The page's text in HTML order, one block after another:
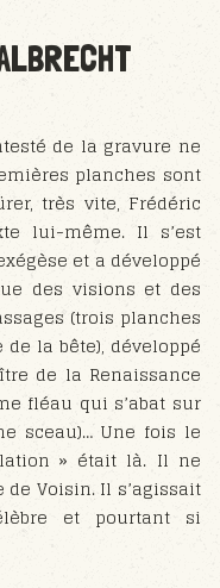
de la gravure ne
planches sont
très vite, Frédéric
lui-même. Il s’est
et a développé
des visions et des
(trois planches
la bête), développé
de la Renaissance
fléau qui s’abat sur
sceau)… Une fois le
» était là. Il ne
Voisin. Il s’agissait
et pourtant si